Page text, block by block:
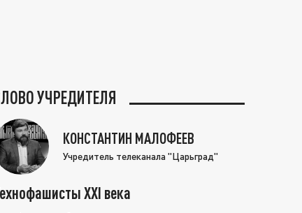
УЧРЕДИТЕЛЯ
КОНСТАНТИН МАЛОФЕЕВ
Учредитель телеканала "Царьград"
XXI века